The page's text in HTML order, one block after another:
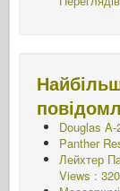
Douglas
Panther
Лейхтер
Views :